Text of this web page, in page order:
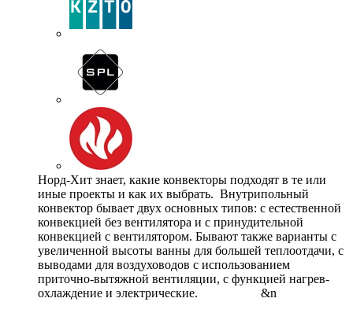
Норд-Хит знает, какие конвекторы подходят в те или
иные проекты и как их выбрать. Внутрипольный
конвектор бывает двух основных типов: с естественной
конвекцией без вентилятора и с принудительной
конвекцией с вентилятором. Бывают также варианты с
увеличенной высоты ванны для большей теплоотдачи, с
выводами для воздуховодов с использованием
приточно-вытяжной вентиляции, с функцией нагрев-
охлаждение и электрические. &n